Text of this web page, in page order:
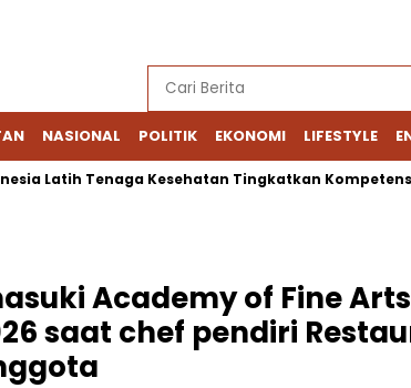
NASIONAL POLITIK EKONOMI LIFESTYLE
Tenaga Kesehatan Tingkatkan Kompetensi
Academy of Fine
saat chef pendiri